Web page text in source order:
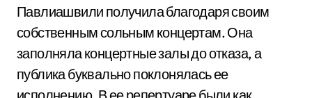
Павлиашвили получила благодаря своим
собственным сольным концертам. Она
заполняла концертные залы до отказа, а
публика буквально поклонялась ее